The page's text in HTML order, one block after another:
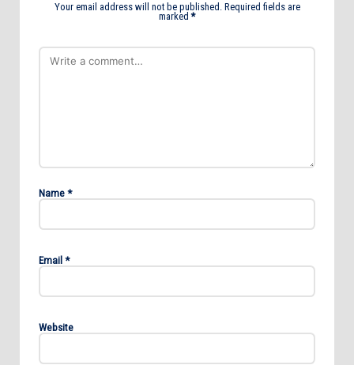
Your email address will not be published. Required fields are
marked*
Name *
Email *
Website